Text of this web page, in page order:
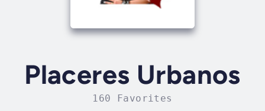
Placeres Urbanos
160 Favorites